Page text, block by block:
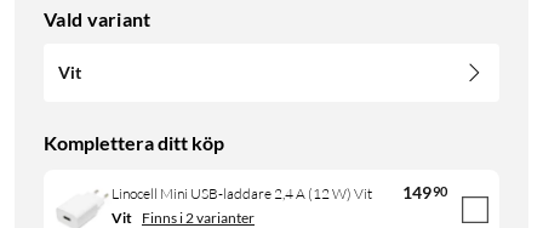
Vald variant
Vit
Komplettera ditt köp
Linocell Mini USB-laddare 2,4 A (12 W) Vit 14990
Vit Finns i 2 varianter